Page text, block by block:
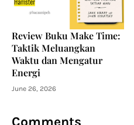
Review Buku Make Time:
Taktik Meluangkan
Waktu dan Mengatur
Energi
June 26, 2026
Comments